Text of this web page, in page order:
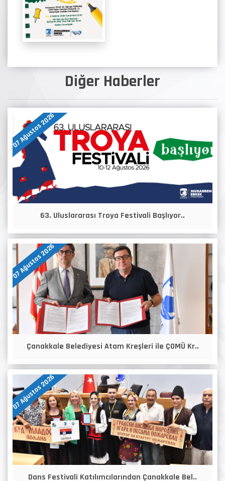
Diğer Haberler
07 Ağustos 2026
63. Uluslararası Troya Festivali Başlıyor..
07 Ağustos 2026
Çanakkale Belediyesi Atam Kreşleri ile ÇOMÜ Kr..
07 Ağustos 2026
Dans Festivali Katılımcılarından Çanakkale Bel..